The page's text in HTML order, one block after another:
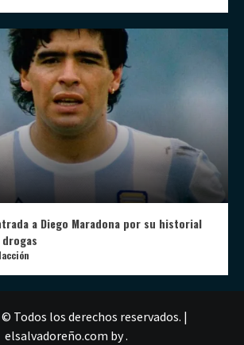
a Diego Maradona por su historial
Todos los derechos reservados. |
elsalvadoreño.com by .